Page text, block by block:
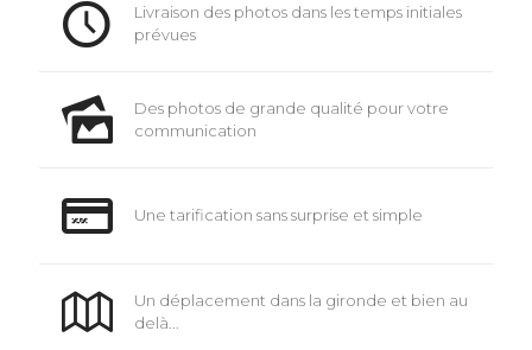
Livraison des photos dans les temps initiales
prévues
Des photos de grande qualité pour votre
communication
Une tarification sans surprise et simple
Un déplacement dans la gironde et bien au
delà...